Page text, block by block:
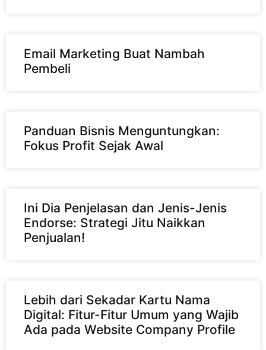
Email Marketing Buat Nambah
Pembeli
Panduan Bisnis Menguntungkan:
Fokus Profit Sejak Awal
Ini Dia Penjelasan dan Jenis-Jenis
Endorse: Strategi Jitu Naikkan
Penjualan!
Lebih dari Sekadar Kartu Nama
Digital: Fitur-Fitur Umum yang Wajib
Ada pada Website Company Profile